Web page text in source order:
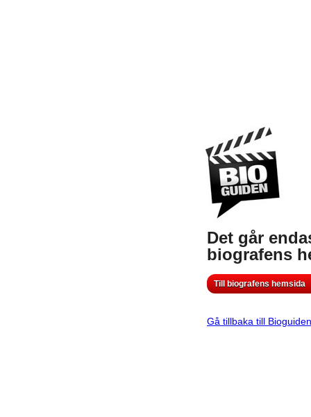
Det går
biografens
Till biografens hemsida
Gå tillbaka till Bioguiden